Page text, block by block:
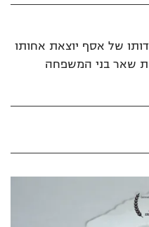
של אסף יוצאת אחותו
שאר בני המשפחה